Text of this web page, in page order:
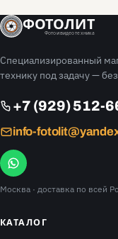
ФОТОЛИТ
Фото и видео техника
Специализированный
технику под задачу —
+7 (929) 512-
info-
Москва · доставка по всей
КАТАЛОГ